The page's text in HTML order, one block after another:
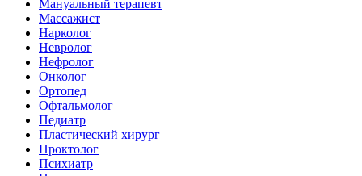
Мануальный терапевт
Массажист
Нарколог
Невролог
Нефролог
Онколог
Ортопед
Офтальмолог
Педиатр
Пластический хирург
Проктолог
Психиатр